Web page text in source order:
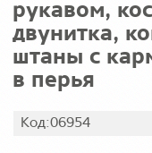
рукавом,
двунитка,
штаны с
в перья
Код:06954